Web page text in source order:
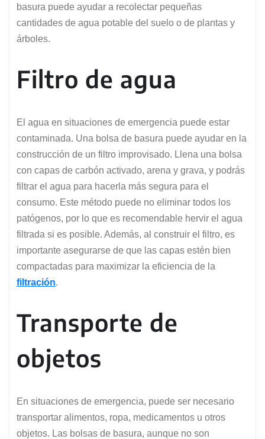
basura puede ayudar a recolectar pequeñas
cantidades de agua potable del suelo o de plantas y
árboles.
Filtro de agua
El agua en situaciones de emergencia puede estar
contaminada. Una bolsa de basura puede ayudar en la
construcción de un filtro improvisado. Llena una bolsa
con capas de carbón activado, arena y grava, y podrás
filtrar el agua para hacerla más segura para el
consumo. Este método puede no eliminar todos los
patógenos, por lo que es recomendable hervir el agua
filtrada si es posible. Además, al construir el filtro, es
importante asegurarse de que las capas estén bien
compactadas para maximizar la eficiencia de la
filtración.
Transporte de
objetos
En situaciones de emergencia, puede ser necesario
transportar alimentos, ropa, medicamentos u otros
objetos. Las bolsas de basura, aunque no son